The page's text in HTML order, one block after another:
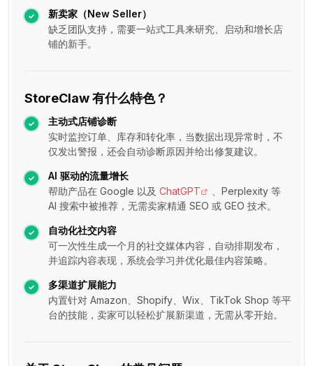
新卖家（New Seller）
缺乏团队支持，需要一站式工具来研究、启动和增长店
铺的新手。
StoreClaw 有什么特色？
主动式店铺诊断
实时监控订单、库存和转化率，当数据出现异常时，不
仅发出警报，还会自动诊断原因并给出修复建议。
AI 驱动的流量增长
帮助产品在 Google 以及 ChatGPT
、Perplexity 等
AI 搜索中被推荐，无需卖家精通 SEO 或 GEO 技术。
自动化社交内容
可一次性生成一个月的社交媒体内容，自动排期发布，
并追踪内容表现，系统会学习并优化最佳内容策略。
多渠道扩展能力
内置针对 Amazon、Shopify、Wix、TikTok Shop 等平
台的技能，卖家可以轻松扩展新渠道，无需从零开始。